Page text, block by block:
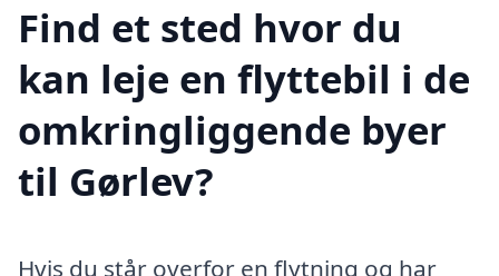
Find et sted hvor du
kan leje en flyttebil i de
omkringliggende byer
til Gørlev?
Hvis du står overfor en flytning og har